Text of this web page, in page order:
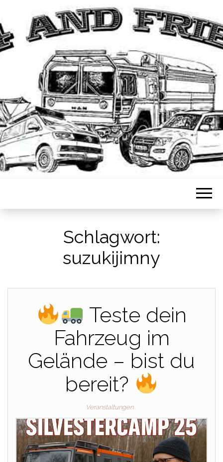
Schlagwort:
suzukijimny
Teste dein
Fahrzeug im
Gelände – bist du
bereit?
Veranstaltungen